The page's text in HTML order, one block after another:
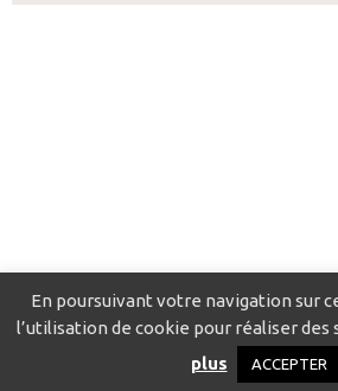
Catalogue pour localiser les fournisseurs
Politique de confidentialité
En poursuivant votre navigation sur
l’utilisation de cookie pour réaliser des
plus
ACCEPTER